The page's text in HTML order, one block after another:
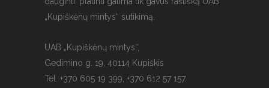
„Kupiškėnų mintys“ sutikimą.
UAB „Kupiškėnų mintys“,
Gedimino g. 19, 40114 Kupiškis
Tel. +370 605 19 399, +370 612 57 157.